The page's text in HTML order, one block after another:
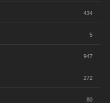
434
5
947
272
80